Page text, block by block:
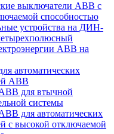
выключатели ABB с
способностью
устройства на ДИН-
ABB на
автоматических
ABB
для втычной
системы
для автоматических
с высокой отключаемой